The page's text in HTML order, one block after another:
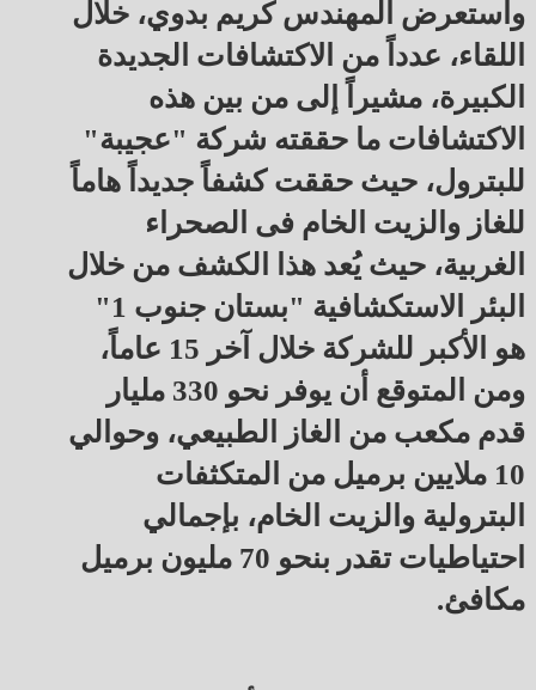
واستعرض المهندس كريم بدوي، خلال
اللقاء، عدداً من الاكتشافات الجديدة
الكبيرة، مشيراً إلى من بين هذه
الاكتشافات ما حققته شركة "عجيبة"
للبترول، حيث حققت كشفاً جديداً هاماً
للغاز والزيت الخام فى الصحراء
الغربية، حيث يُعد هذا الكشف من خلال
البئر الاستكشافية "بستان جنوب 1"
هو الأكبر للشركة خلال آخر 15 عاماً،
ومن المتوقع أن يوفر نحو 330 مليار
قدم مكعب من الغاز الطبيعي، وحوالي
10 ملايين برميل من المتكثفات
البترولية والزيت الخام، بإجمالي
احتياطيات تقدر بنحو 70 مليون برميل
مكافئ.